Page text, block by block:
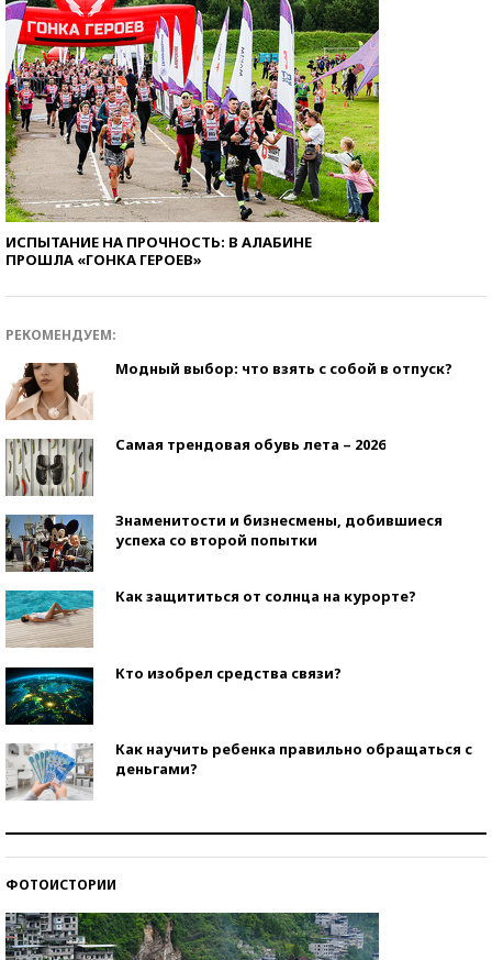
ИСПЫТАНИЕ НА ПРОЧНОСТЬ: В АЛАБИНЕ
ПРОШЛА «ГОНКА ГЕРОЕВ»
РЕКОМЕНДУЕМ:
Модный выбор: что взять с собой в отпуск?
Самая трендовая обувь лета – 2026
Знаменитости и бизнесмены, добившиеся
успеха со второй попытки
Как защититься от солнца на курорте?
Кто изобрел средства связи?
Как научить ребенка правильно обращаться с
деньгами?
ФОТОИСТОРИИ